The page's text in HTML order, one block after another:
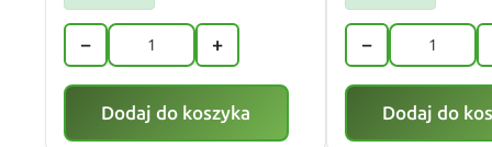
− +
Dodaj do koszyka
−
Dodaj do